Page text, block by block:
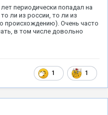
периодически попадал на
ли из россии, то ли из
происхождению). Очень часто
в том числе довольно
1 1